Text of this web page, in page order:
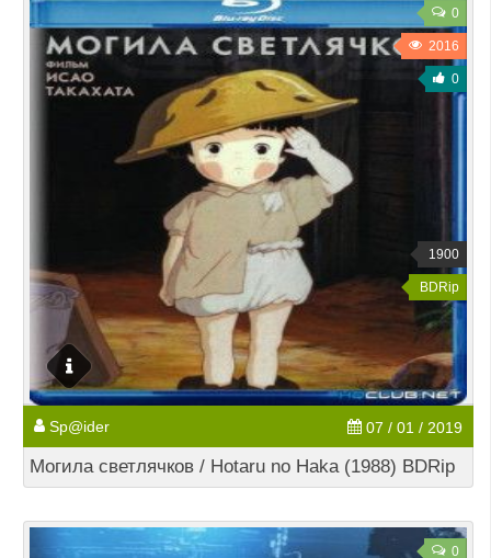
0
2016
0
1900
BDRip
Sp@ider 07 / 01 / 2019
Могила светлячков / Hotaru no Haka (1988) BDRip
0